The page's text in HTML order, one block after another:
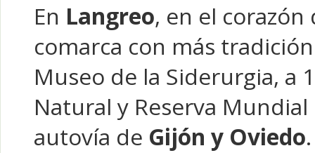
En Langreo, en el corazón
comarca con más
Museo de la Siderurgia, a
Natural y Reserva
autovía de Gijón y Oviedo.